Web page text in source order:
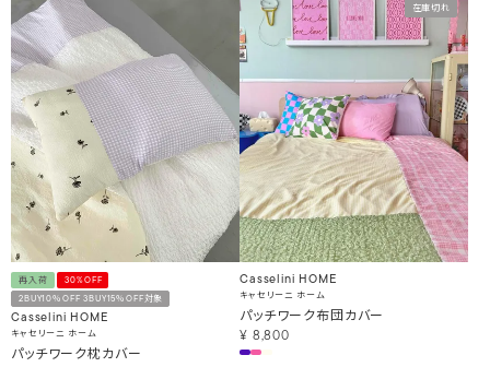
再入荷 30%OFF
2BUY10％OFF 3BUY15％OFF対象
Casselini HOME
キャセリーニ ホーム
パッチワーク枕カバー
Casselini HOME
キャセリーニ ホーム
パッチワーク布団カバー
¥ 8,800
在庫切れ